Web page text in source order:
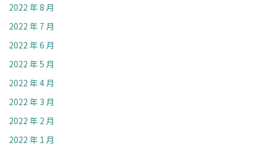
2022 年 8 月
2022 年 7 月
2022 年 6 月
2022 年 5 月
2022 年 4 月
2022 年 3 月
2022 年 2 月
2022 年 1 月